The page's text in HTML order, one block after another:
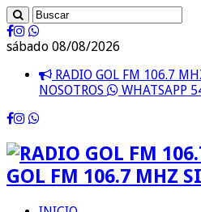
sábado 08/08/2026
RADIO GOL FM 106.7
NOSOTROS
WHATSAPP
GOL FM 106.7 MHZ